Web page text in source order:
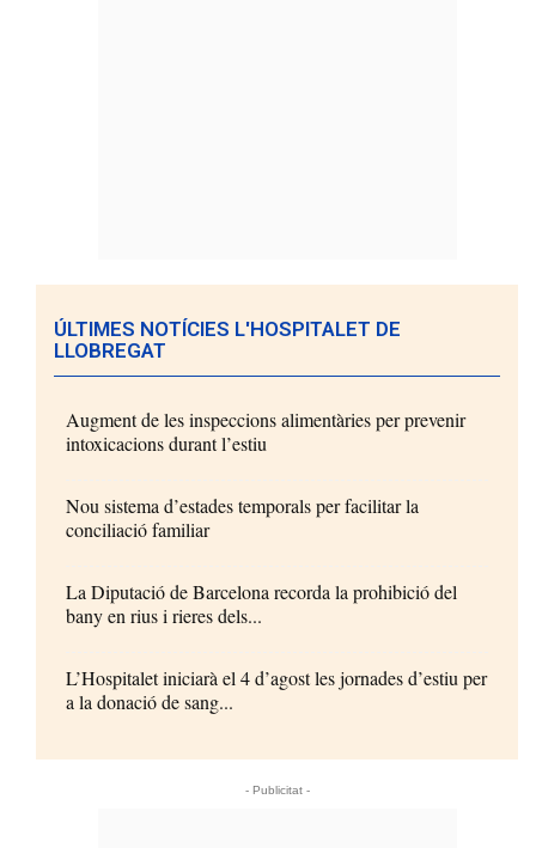
ÚLTIMES NOTÍCIES L'HOSPITALET DE
LLOBREGAT
Augment de les inspeccions alimentàries per prevenir
intoxicacions durant l’estiu
Nou sistema d’estades temporals per facilitar la
conciliació familiar
La Diputació de Barcelona recorda la prohibició del
bany en rius i rieres dels...
L’Hospitalet iniciarà el 4 d’agost les jornades d’estiu per
a la donació de sang...
- Publicitat -